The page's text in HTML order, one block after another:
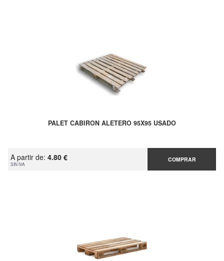
PALET CABIRON ALETERO 95X95 USADO
A partir de: 4.80 €
SIN IVA
COMPRAR